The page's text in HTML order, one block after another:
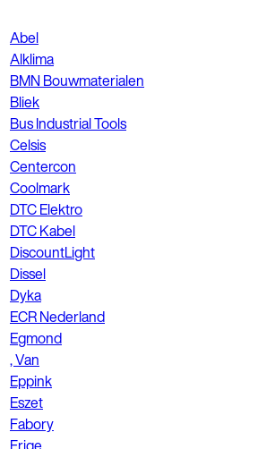
Abel
Alklima
BMN Bouwmaterialen
Bliek
Bus Industrial Tools
Celsis
Centercon
Coolmark
DTC Elektro
DTC Kabel
DiscountLight
Dissel
Dyka
ECR Nederland
Egmond
, Van
Eppink
Eszet
Fabory